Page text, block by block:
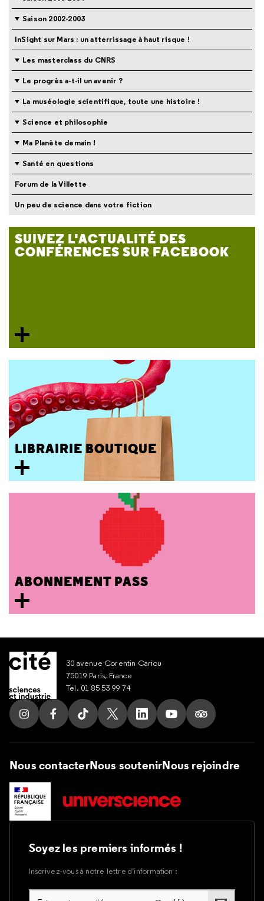
Saison 2002-2003
InSight sur Mars : un atterrissage à haut risque !
Les masterclass du CNRS
Le progrès a-t-il un avenir ?
La muséologie scientifique, toute une histoire !
Science et philosophie
Ma Planète demain !
Santé en questions
Forum de la Villette
Un peu de science dans votre fiction
SUIVEZ L'ACTUALITÉ DES
CONFÉRENCES SUR FACEBOOK
LIBRAIRIE BOUTIQUE
ABONNEMENT PASS
30 avenue Corentin Cariou
75019 Paris, France
Tel. 01 85 53 99 74
Suivez nous sur Instagram
Suivez nous sur Facebook
Suivez nous sur Tik Tok
Suivez nous sur X
Suivez nous sur LinkedIn
Suivez nous sur
Suivez nous
Nous contacterNous soutenirNous rejoindre
Soyez les premiers informés !
Inscrivez-vous à notre lettre d’information :